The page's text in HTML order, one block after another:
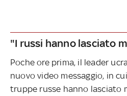
"I russi hanno lasciato
Poche ore prima, il leader
nuovo video messaggio, in
truppe russe hanno lasciato